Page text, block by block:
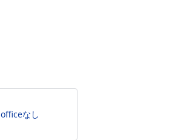
officeなし